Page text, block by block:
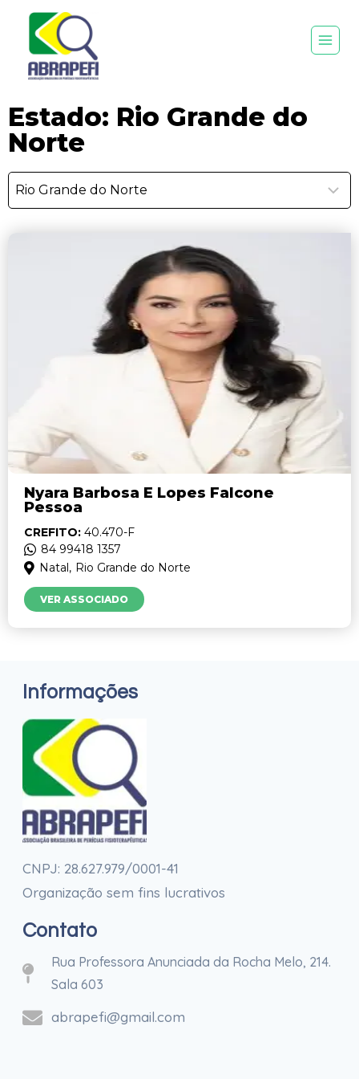
Estado: Rio Grande do
Norte
Nyara Barbosa E Lopes Falcone
Pessoa
CREFITO: 40.470-F
84 99418 1357
Natal, Rio Grande do Norte
VER ASSOCIADO
Informações
CNPJ: 28.627.979/0001-41
Organização sem fins lucrativos
Contato
Rua Professora Anunciada da Rocha Melo, 214.
Sala 603
abrapefi@gmail.com